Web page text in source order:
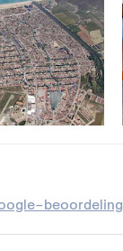
beoordeling